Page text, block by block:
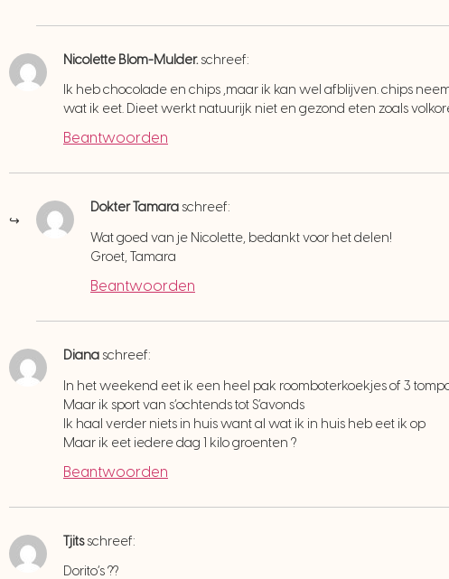
Nicolette Blom-Mulder. schreef:
Ik heb chocolade en chips ,maar ik kan wel afblijven. chips
wat ik eet. Dieet werkt natuurijk niet en gezond eten zoals
Beantwoorden
Dokter Tamara schreef:
Wat goed van je Nicolette, bedankt voor het delen!
Groet, Tamara
Beantwoorden
Diana schreef:
In het weekend eet ik een heel pak roomboterkoekjes of 3
Maar ik sport van s’ochtends tot S’avonds
Ik haal verder niets in huis want al wat ik in huis heb eet ik op
Maar ik eet iedere dag 1 kilo groenten ?
Beantwoorden
Tjits schreef:
Dorito’s ??